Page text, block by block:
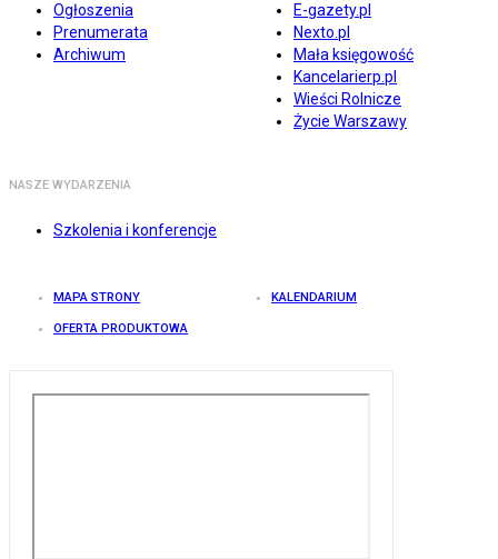
Ogłoszenia
Prenumerata
Archiwum
E-gazety.pl
Nexto.pl
Mała księgowość
Kancelarierp.pl
Wieści Rolnicze
Życie Warszawy
NASZE WYDARZENIA
Szkolenia i konferencje
MAPA STRONY KALENDARIUM
OFERTA PRODUKTOWA